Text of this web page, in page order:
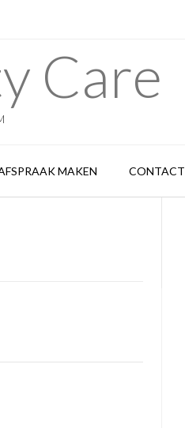
Care
MAKEN CONTACT